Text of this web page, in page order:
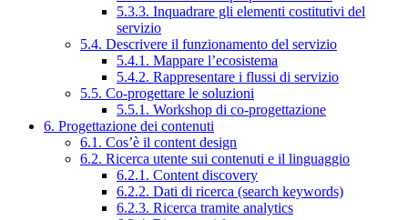
5.3.3. Inquadrare gli elementi costitutivi del
servizio
5.4. Descrivere il funzionamento del servizio
5.4.1. Mappare l’ecosistema
5.4.2. Rappresentare i flussi di servizio
5.5. Co-progettare le soluzioni
5.5.1. Workshop di co-progettazione
6. Progettazione dei contenuti
6.1. Cos’è il content design
6.2. Ricerca utente sui contenuti e il linguaggio
6.2.1. Content discovery
6.2.2. Dati di ricerca (search keywords)
6.2.3. Ricerca tramite analytics